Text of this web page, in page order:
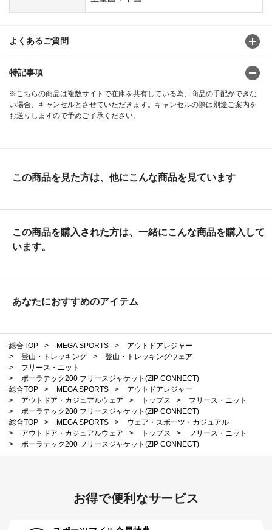
よくあるご質問
特記事項
※こちらの商品は複数サイトで在庫を共有している為、商品の手配ができな
い場合、キャンセルとさせていただきます。キャンセルの際は別途ご案内を
お送りしますので予めご了承ください。
この商品を見た方は、他にこんな商品を見ています
この商品を購入された方は、一緒にこんな商品を購入して
います。
あなたにおすすめのアイテム
総合TOP > MEGA SPORTS >
アウトドアレジャー
>
登山・トレッキング >
登山・トレッキングウェア
>
フリース・ニット
>
ポーラテック200 フリースジャケット(ZIP CONNECT)
総合TOP
> MEGA SPORTS >
アウトドアレジャー
>
アウトドア・カジュアルウェア > トップス >
フリース・ニット
>
ポーラテック200 フリースジャケット(ZIP CONNECT)
総合TOP
> MEGA SPORTS >
ウェア・スポーツ・カジュアル
>
アウトドア・カジュアルウェア > トップス >
フリース・ニット
>
ポーラテック200 フリースジャケット(ZIP CONNECT)
お得で便利なサービス